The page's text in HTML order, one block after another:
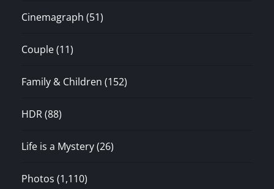
Cinemagraph (51)
Couple(11)
Family & Children (152)
HDR(88)
Life is a Mystery(26)
Photos (1,110)